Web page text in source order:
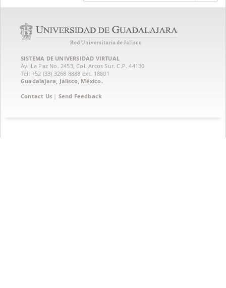
SISTEMA DE UNIVERSIDAD VIRTUAL
Av. La Paz No. 2453, Col. Arcos Sur. C.P. 44130
Tel: +52 (33) 3268 8888‏ ext. 18801
Guadalajara, Jalisco, México.
Contact Us | Send Feedback